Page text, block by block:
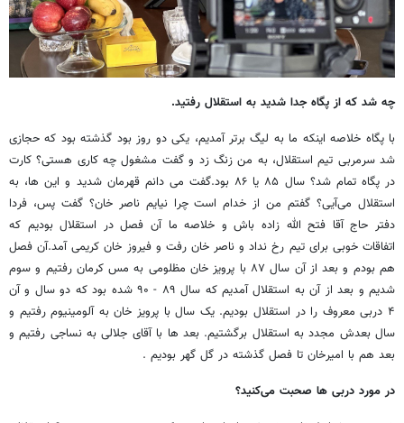
چه شد که از پگاه جدا شدید به استقلال رفتید.
با پگاه خلاصه اینکه ما به لیگ برتر آمدیم، یکی دو روز بود گذشته بود که حجازی
شد سرمربی تیم استقلال، به من زنگ زد و گفت مشغول چه کاری هستی؟ کارت
در پگاه تمام شد؟ سال ۸۵ یا ۸۶ بود.گفت می دانم قهرمان شدید و این ها، به
استقلال می‌آیی؟ گفتم من از خدام است چرا نیایم ناصر خان؟ گفت پس، فردا
دفتر حاج آقا فتح الله زاده باش و خلاصه ما آن فصل در استقلال بودیم که
اتفاقات خوبی برای تیم رخ نداد و ناصر خان رفت و فیروز خان کریمی آمد.آن فصل
هم بودم و بعد از آن سال ۸۷ با پرویز خان مظلومی به مس کرمان رفتیم و سوم
شدیم و بعد از آن به استقلال آمدیم که سال ۸۹ - ۹۰ شده بود که دو سال و آن
۴ دربی معروف را در استقلال بودیم. یک سال با پرویز خان به آلومینیوم رفتیم و
سال بعدش مجدد به استقلال برگشتیم. بعد ها با آقای جلالی به نساجی رفتیم و
بعد هم با امیرخان تا فصل گذشته در گل گهر بودیم .
در مورد دربی ها صحبت می‌کنید؟